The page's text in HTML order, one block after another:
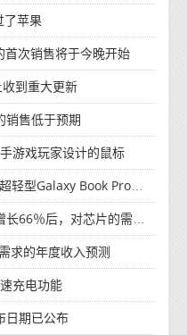
了苹果
次销售将于今晚开始
到重大更新
售低于预期
游戏玩家设计的鼠标
和Galaxy Book Pro 360笔记本电脑
后，对芯片的需求将增强
求的年度收入预测
充电功能
日期已公布